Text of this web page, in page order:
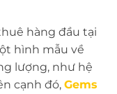
hàng đầu tại
hình mẫu về
lượng, như hệ
cạnh đó, Gems